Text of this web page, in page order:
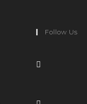
Follow Us